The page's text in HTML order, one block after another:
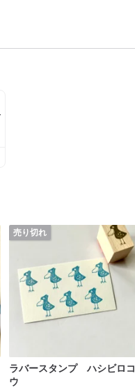
売り切れ
ラバースタンプ ハシビロコ
ウ